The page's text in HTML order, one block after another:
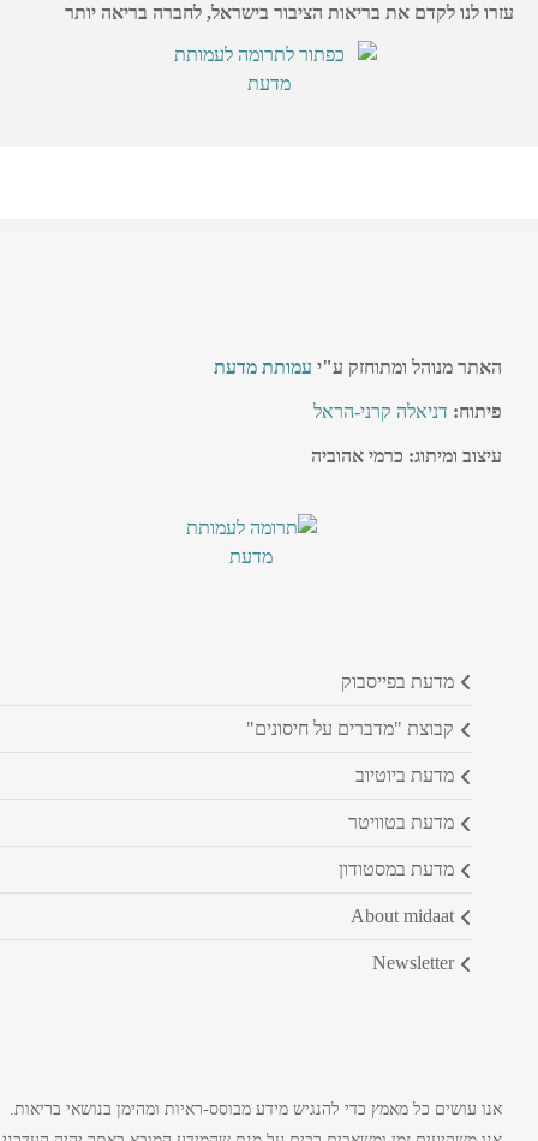
עזרו לנו לקדם את בריאות הציבור בישראל, לחברה בריאה יותר
האתר מנוהל ומתוחזק ע"י עמותת מדעת
פיתוח: דניאלה קרני-הראל
עיצוב ומיתוג: כרמי אהוביה
מדעת בפייסבוק
קבוצת "מדברים על חיסונים"
מדעת ביוטיוב
מדעת בטוויטר
מדעת במסטודון
about midaat
newsletter
אנו עושים כל מאמץ כדי להנגיש מידע מבוסס-ראיות ומהימן בנושאי בריאות.